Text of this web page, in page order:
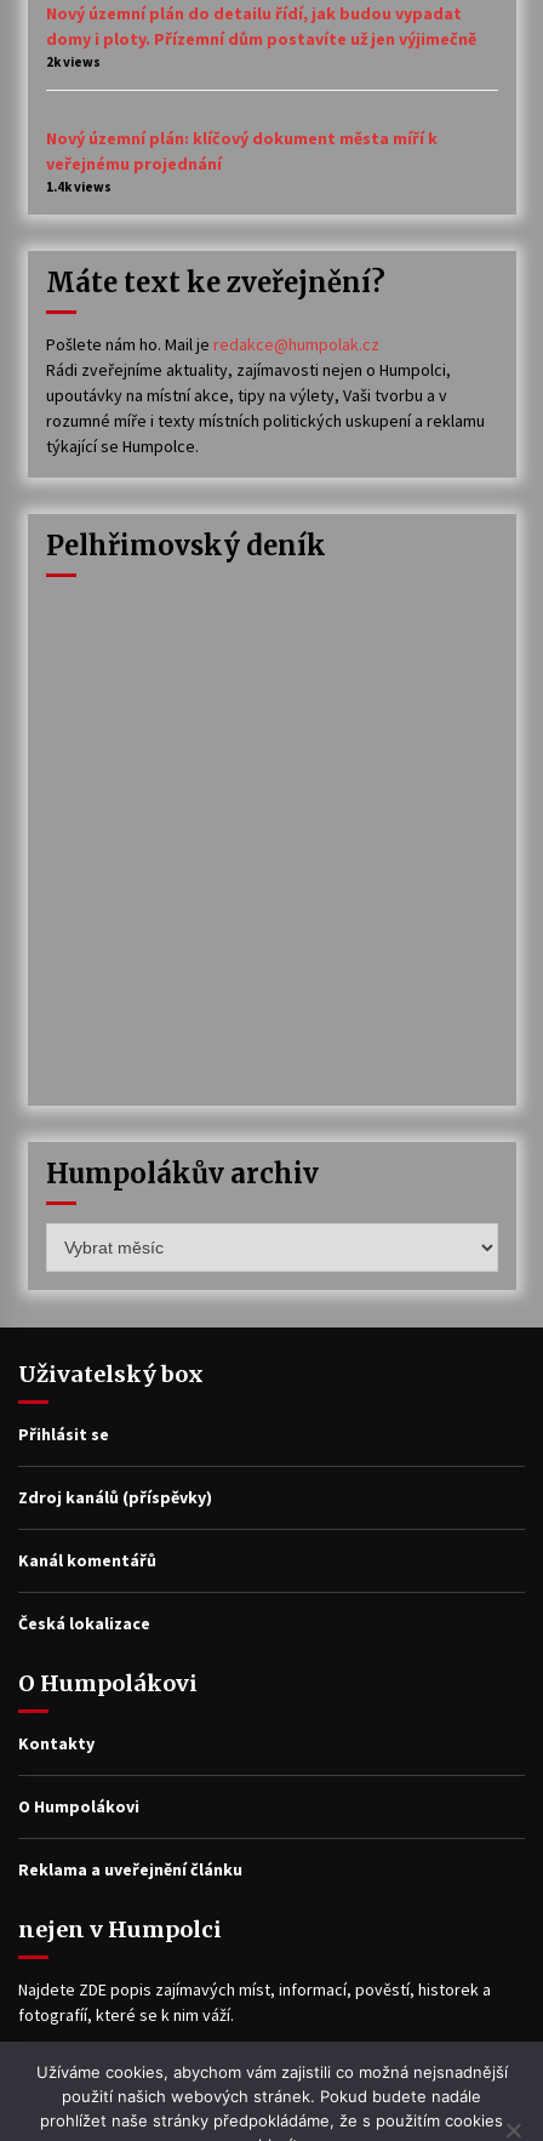
Nový územní plán do detailu řídí, jak budou vypadat
domy i ploty. Přízemní dům postavíte už jen výjimečně
2k views
Nový územní plán: klíčový dokument města míří k
veřejnému projednání
1.4k views
Máte text ke zveřejnění?
Pošlete nám ho. Mail je redakce@humpolak.cz
Rádi zveřejníme aktuality, zajímavosti nejen o Humpolci,
upoutávky na místní akce, tipy na výlety, Vaši tvorbu a v
rozumné míře i texty místních politických uskupení a reklamu
týkající se Humpolce.
Pelhřimovský deník
Humpolákův archiv
archiv
Uživatelský box
Přihlásit se
Zdroj kanálů (příspěvky)
Kanál komentářů
Česká lokalizace
O Humpolákovi
Kontakty
O Humpolákovi
Reklama a uveřejnění článku
nejen v Humpolci
Najdete ZDE popis zajímavých míst, informací, pověstí, historek a
fotografíí, které se k nim váží.
Facebook
Užíváme cookies, abychom vám zajistili co možná nejsnadnější
použití našich webových stránek. Pokud budete nadále
prohlížet naše stránky předpokládáme, že s použitím cookies